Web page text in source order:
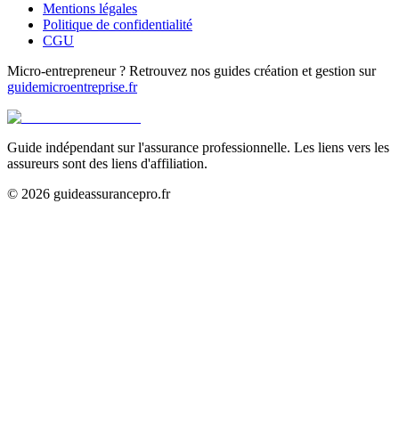
Mentions légales
Politique de confidentialité
CGU
Micro-entrepreneur ? Retrouvez nos guides création et gestion sur
guidemicroentreprise.fr
Guide indépendant sur l'assurance professionnelle. Les liens vers les
assureurs sont des liens d'affiliation.
© 2026 guideassurancepro.fr